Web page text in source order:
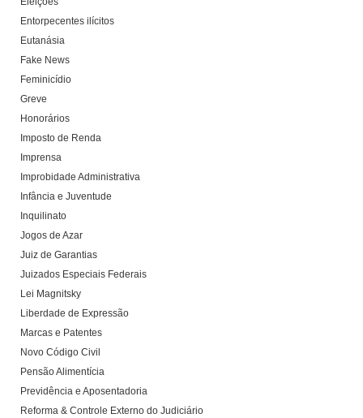
Entorpecentes ilícitos
Eutanásia
Fake News
Feminicídio
Greve
Honorários
Imposto de Renda
Imprensa
Improbidade Administrativa
Infância e Juventude
Inquilinato
Jogos de Azar
Juiz de Garantias
Juizados Especiais Federais
Lei Magnitsky
Liberdade de Expressão
Marcas e Patentes
Novo Código Civil
Pensão Alimentícia
Previdência e Aposentadoria
Reforma & Controle Externo do Judiciário